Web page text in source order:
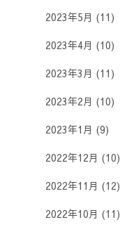
2023年5月 (11)
2023年4月 (10)
2023年3月 (11)
2023年2月 (10)
2023年1月 (9)
2022年12月 (10)
2022年11月 (12)
2022年10月 (11)